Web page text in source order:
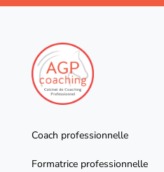
Coach professionnelle
Formatrice professionnelle